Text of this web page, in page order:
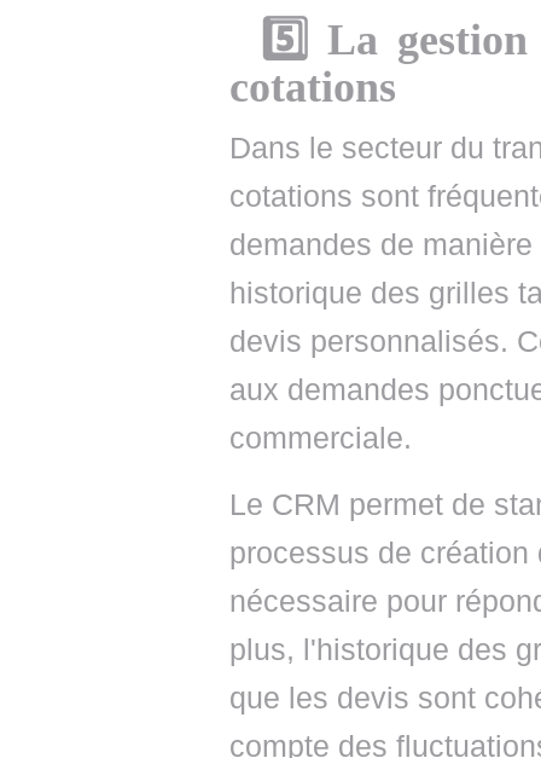
5️⃣ La
cotations
Dans le secteur du
cotations sont
demandes de
historique des grilles
devis personnalisés.
aux demandes
commerciale.
Le CRM permet de
processus de
nécessaire pour
plus, l'historique des
que les devis sont
compte des